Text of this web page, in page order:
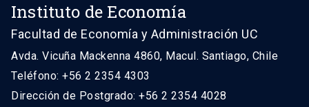
Instituto de Economía
Facultad de Economía y Administración UC
Avda. Vicuña Mackenna 4860, Macul. Santiago, Chile
Teléfono: +56 2 2354 4303
Dirección de Postgrado: +56 2 2354 4028